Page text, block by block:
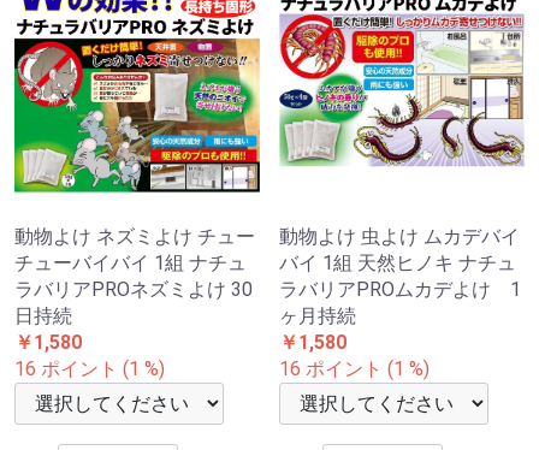
動物よけ ネズミよけ チュー
チューバイバイ 1組 ナチュ
ラバリアPROネズミよけ 30
日持続
￥1,580
16 ポイント (1 %)
動物よけ 虫よけ ムカデバイ
バイ 1組 天然ヒノキ ナチュ
ラバリアPROムカデよけ 1
ヶ月持続
￥1,580
16 ポイント (1 %)